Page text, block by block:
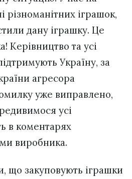
різноманітних іграшок,
дану іграшку. Це
Керівництво та усі
Україну, за
агресора
уже виправлено,
усі
в коментарях
виробника.
що закуповують іграшки